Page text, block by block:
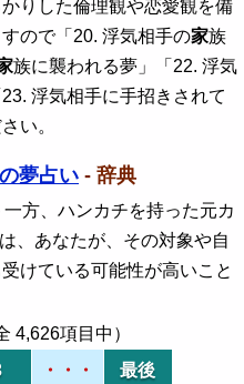
りした倫理観や恋愛観を備
ので「20. 浮気相手の家族
族に襲われる夢」「22. 浮気
浮気相手に手招きされて
い。
夢占い - 辞典
一方、ハンカチを持った元カ
、あなたが、その対象や自
けている可能性が高いこと
4,626項目中）
・・・ 最後